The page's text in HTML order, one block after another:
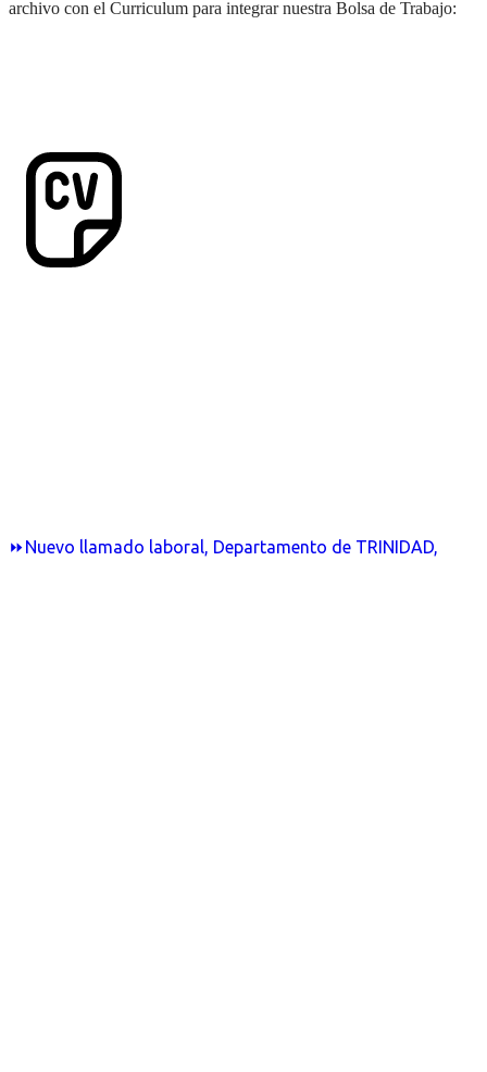
⏩Nuevo llamado laboral, Departamento de TRINIDAD,
archivo con el Curriculum para integrar nuestra Bolsa de Trabajo: